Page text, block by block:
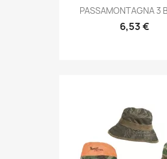
Anteprima
PASSAMONTAGNA 3
6,53 €